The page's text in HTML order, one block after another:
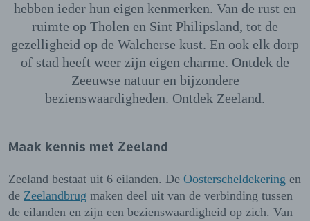
hebben ieder hun eigen kenmerken. Van de rust en
ruimte op Tholen en Sint Philipsland, tot de
gezelligheid op de Walcherse kust. En ook elk dorp
of stad heeft weer zijn eigen charme. Ontdek de
Zeeuwse natuur en bijzondere
bezienswaardigheden. Ontdek Zeeland.
Maak kennis met Zeeland
Zeeland bestaat uit 6 eilanden. De Oosterscheldekering en
de Zeelandbrug maken deel uit van de verbinding tussen
de eilanden en zijn een bezienswaardigheid op zich. Van